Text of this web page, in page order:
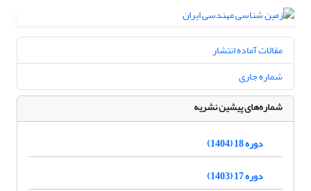
مقالات آماده انتشار
شماره جاری
شماره‌های پیشین نشریه
دوره 18 (1404)
دوره 17 (1403)